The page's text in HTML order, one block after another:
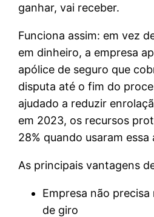
ganhar, vai receber.
Funciona assim: em vez
em dinheiro, a empresa
apólice de seguro que
disputa até o fim do
ajudado a reduzir
em 2023, os recursos
28% quando usaram essa
As principais vantagens
Empresa não
de giro